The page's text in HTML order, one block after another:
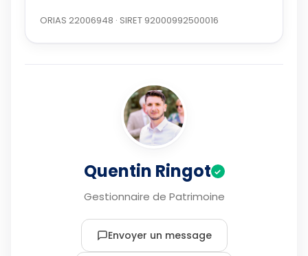
ORIAS 22006948 · SIRET 92000992500016
Quentin Ringot ✓
Gestionnaire de Patrimoine
Envoyer un message